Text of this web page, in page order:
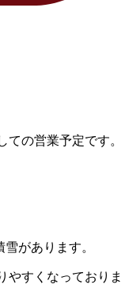
の営業予定です。
があります。
やすくなっておりま